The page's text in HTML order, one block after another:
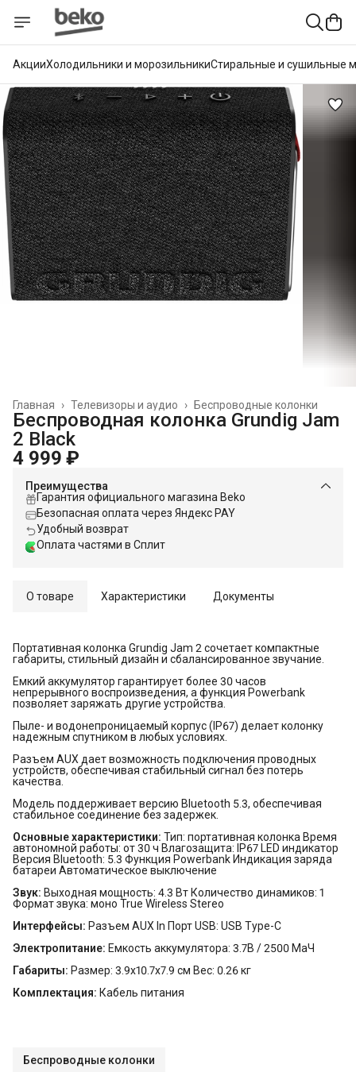
АкцииХолодильники и морозильникиСтиральные и сушильные
Беспроводные колонки
Телевизоры и аудио ›
Главная ›
Беспроводная колонка Grundig Jam
2 Black
4 999 ₽
Преимущества
Гарантия официального магазина Beko
Безопасная оплата через Яндекс PAY
Удобный возврат
Оплата частями в Сплит
О товаре Характеристики Документы
Портативная колонка Grundig Jam 2 сочетает компактные
габариты, стильный дизайн и сбалансированное звучание.
Емкий аккумулятор гарантирует более 30 часов
непрерывного воспроизведения, а функция Powerbank
позволяет заряжать другие устройства.
Пыле- и водонепроницаемый корпус (IP67) делает колонку
надежным спутником в любых условиях.
Разъем AUX дает возможность подключения проводных
устройств, обеспечивая стабильный сигнал без потерь
качества.
Модель поддерживает версию Bluetooth 5.3, обеспечивая
стабильное соединение без задержек.
Основные характеристики: Тип: портативная колонка Время
автономной работы: от 30 ч Влагозащита: IP67 LED индикатор
Версия Bluetooth: 5.3 Функция Powerbank Индикация заряда
батареи Автоматическое выключение
Звук: Выходная мощность: 4.3 Вт Количество динамиков: 1
Формат звука: моно True Wireless Stereo
Интерфейсы: Разъем AUX In Порт USB: USB Type-C
Электропитание: Емкость аккумулятора: 3.7В / 2500 МаЧ
Габариты: Размер: 3.9x10.7x7.9 см Вес: 0.26 кг
Комплектация: Кабель питания
Беспроводные колонки